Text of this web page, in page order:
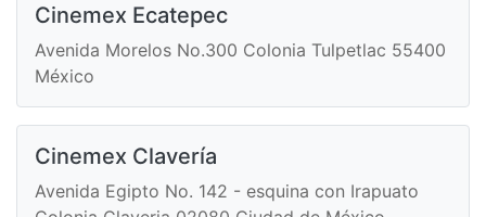
Cinemex Ecatepec
Avenida Morelos No.300 Colonia Tulpetlac 55400
México
Cinemex Clavería
Avenida Egipto No. 142 - esquina con Irapuato